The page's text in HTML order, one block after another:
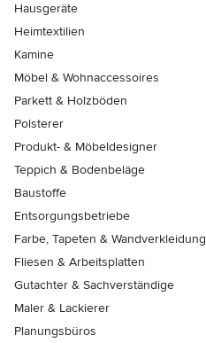
Hausgeräte
Heimtextilien
Kamine
Möbel & Wohnaccessoires
Parkett & Holzböden
Polsterer
Produkt- & Möbeldesigner
Teppich & Bodenbeläge
Baustoffe
Entsorgungsbetriebe
Farbe, Tapeten & Wandverkleidung
Fliesen & Arbeitsplatten
Gutachter & Sachverständige
Maler & Lackierer
Planungsbüros